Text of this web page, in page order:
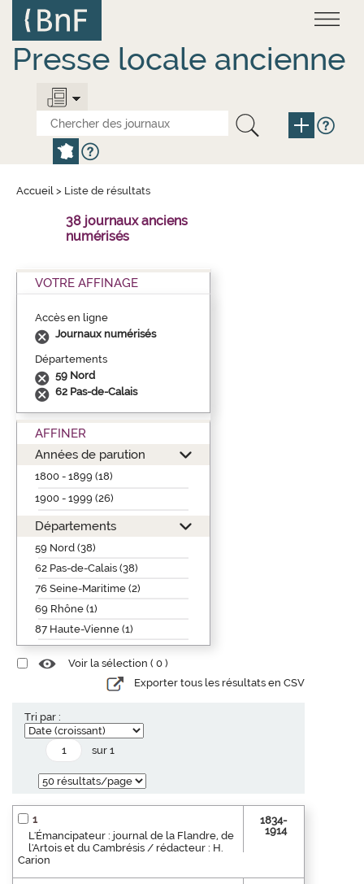
contenu
principal
Presse locale ancienne
Accueil > Liste de résultats
38 journaux anciens
numérisés
VOTRE AFFINAGE
Accès en ligne
Journaux numérisés
Départements
59 Nord
62 Pas-de-Calais
AFFINER
Années de parution
1800 - 1899 (18)
1900 - 1999 (26)
Départements
59 Nord (38)
62 Pas-de-Calais (38)
76 Seine-Maritime (2)
69 Rhône (1)
87 Haute-Vienne (1)
Voir la sélection ( 0 )
Exporter tous les résultats en CSV
Tri par :
sur 1
1
L'Émancipateur : journal de la Flandre, de
l'Artois et du Cambrésis / rédacteur : H.
Carion
1834-
1914
Panneau de gestion des cookies